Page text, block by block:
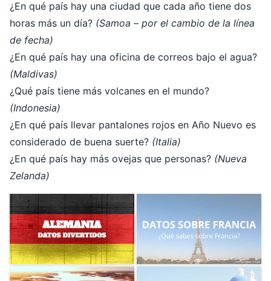
¿En qué país hay una ciudad que cada año tiene dos
horas más un día? (Samoa – por el cambio de la línea
de fecha)
¿En qué país hay una oficina de correos bajo el agua?
(Maldivas)
¿Qué país tiene más volcanes en el mundo?
(Indonesia)
¿En qué país llevar pantalones rojos en Año Nuevo es
considerado de buena suerte? (Italia)
¿En qué país hay más ovejas que personas? (Nueva
Zelanda)